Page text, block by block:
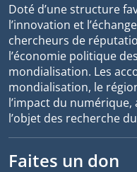
Doté d’une structure
l’innovation et
chercheurs de
l’économie politique
mondialisation. Les
mondialisation, le
l’impact du
l’objet des recherche
Faites un don